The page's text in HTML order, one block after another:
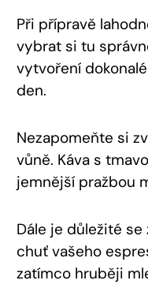
Při přípravě
vybrat si tu
vytvoření
den.
Nezapomeňte si
vůně. Káva s
jemnější pražbou
Dále je důležité
chuť vašeho
zatímco hruběji